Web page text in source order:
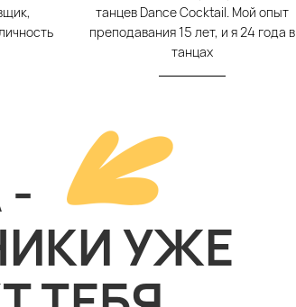
танцев Dance Cocktail. Мой опыт
преподавания 15 лет, и я 24 года в
танцах
-
УЖЕ